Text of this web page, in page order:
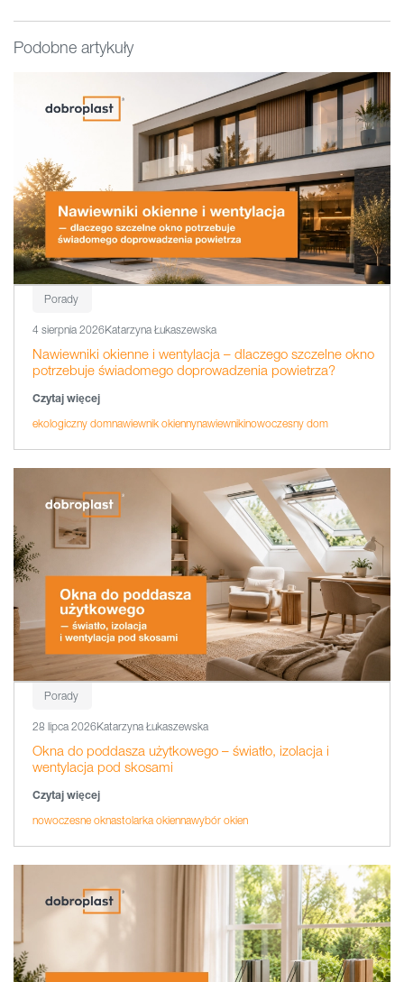
Podobne artykuły
Porady
4 sierpnia 2026Katarzyna Łukaszewska
Nawiewniki okienne i wentylacja – dlaczego szczelne okno
potrzebuje świadomego doprowadzenia powietrza?
Czytaj więcej
ekologiczny domnawiewnik okiennynawiewnikinowoczesny dom
Porady
28 lipca 2026Katarzyna Łukaszewska
Okna do poddasza użytkowego – światło, izolacja i
wentylacja pod skosami
Czytaj więcej
nowoczesne oknastolarka okiennawybór okien